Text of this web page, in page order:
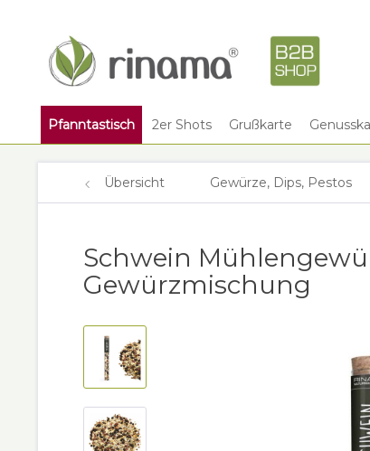
Pfanntastisch 2er Shots Grußkarte
Übersicht Gewürze, Dips, Pestos
Schwein
Gewürzmischung